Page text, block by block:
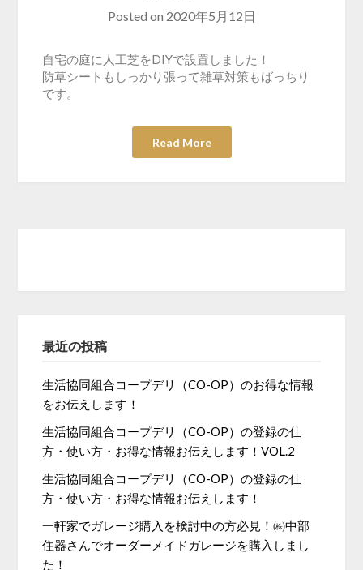
Posted on 2020年5月12日
自宅の庭に人工芝をDIYで設置しました！
防草シートもしっかり張って雑草対策もばっちり
です。
Read More
最近の投稿
生活協同組合コープデリ（CO-OP）のお得な情報
をお伝えします！
生活協同組合コープデリ（CO-OP）の登録の仕
方・使い方・お得な情報お伝えします！VOL.2
生活協同組合コープデリ（CO-OP）の登録の仕
方・使い方・お得な情報お伝えします！
一軒家でガレージ購入を検討中の方必見！㈱中部
住器さんでオーダーメイドガレージを購入しまし
た！